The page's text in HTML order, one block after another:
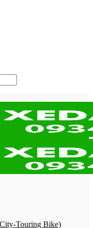
Touring Bike)